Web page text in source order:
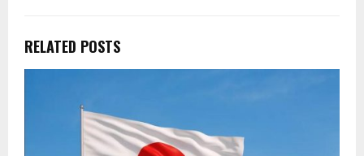
RELATED POSTS